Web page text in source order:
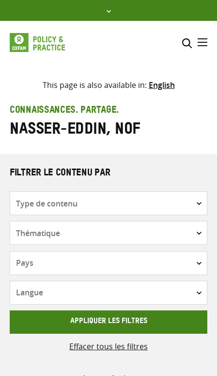
to
content
Sélectionner l’emplacement
Saisir
les
termes
This page is also available in: English
CONNAISSANCES. PARTAGE.
Nasser-Eddin, Nof
FILTRER LE CONTENU PAR
contenu
APPLIQUER LES FILTRES
Effacer tous les filtres